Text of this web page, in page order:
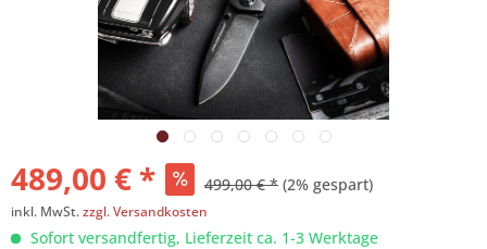
489,00 € * 499,00 € * (2% gespart)
inkl. MwSt.zzgl. Versandkosten
Sofort versandfertig, Lieferzeit ca. 1-3 Werktage